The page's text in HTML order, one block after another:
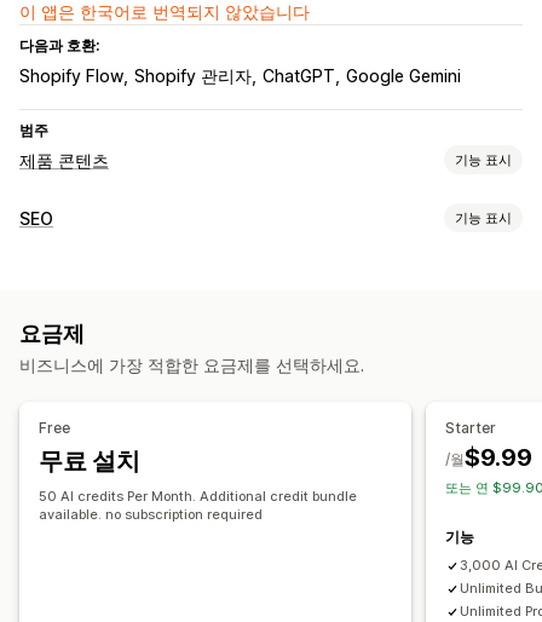
이 앱은 한국어로 번역되지 않았습니다
다음과 호환:
Shopify Flow Shopify 관리자 ChatGPT Google Gemini
범주
제품 콘텐츠 기능 표시
콘텐츠 유형
AI 생성
SEO
SEO 기능 표시
로컬 SEO
요금제
비즈니스에 가장 적합한 요금제를 선택하세요.
Free
무료 설치
50 AI credits Per Month. Additional credit bundle
available. no subscription required
Starter
$9.99
/월
또는 연
기능
3,000 AI
Unlimited
Unlimited